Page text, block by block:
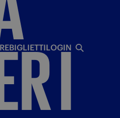
BIGLIETTILOGIN
I